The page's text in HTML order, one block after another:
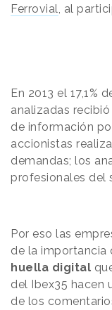
Ferrovial
, al
En 2013 el 17,1%
analizadas
de información
accionistas
demandas; los
profesionales del
Por eso las
de la importancia
huella digital
del Ibex35 hacen
de los